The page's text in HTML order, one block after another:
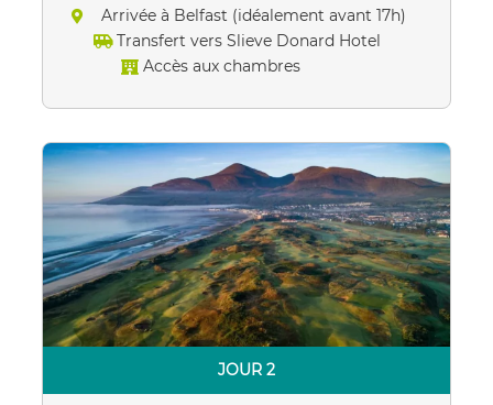
Arrivée à Belfast (idéalement avant 17h)
Transfert vers Slieve Donard Hotel
Accès aux chambres
JOUR 2